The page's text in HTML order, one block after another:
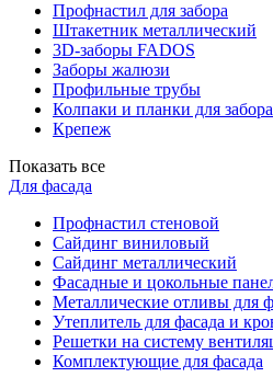
Профнастил для забора
Штакетник металлический
3D-заборы FADOS
Заборы жалюзи
Профильные трубы
Колпаки и планки для забора
Крепеж
Показать все
Для фасада
Профнастил стеновой
Сайдинг виниловый
Сайдинг металлический
Фасадные и цокольные
Металлические отливы для
Утеплитель для фасада и
Решетки на систему
Комплектующие для фасада